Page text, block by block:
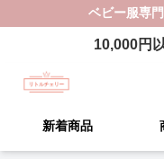
ベビー服専
10,000円
新着商品